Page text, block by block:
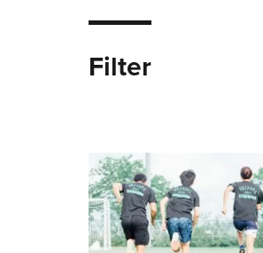
Filter